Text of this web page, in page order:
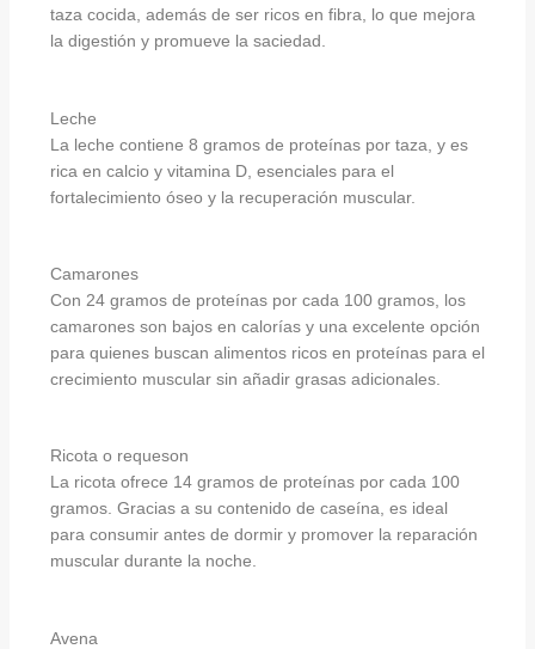
taza cocida, además de ser ricos en fibra, lo que mejora
la digestión y promueve la saciedad.
Leche
La leche contiene 8 gramos de proteínas por taza, y es
rica en calcio y vitamina D, esenciales para el
fortalecimiento óseo y la recuperación muscular.
Camarones
Con 24 gramos de proteínas por cada 100 gramos, los
camarones son bajos en calorías y una excelente opción
para quienes buscan alimentos ricos en proteínas para el
crecimiento muscular sin añadir grasas adicionales.
Ricota o requeson
La ricota ofrece 14 gramos de proteínas por cada 100
gramos. Gracias a su contenido de caseína, es ideal
para consumir antes de dormir y promover la reparación
muscular durante la noche.
Avena